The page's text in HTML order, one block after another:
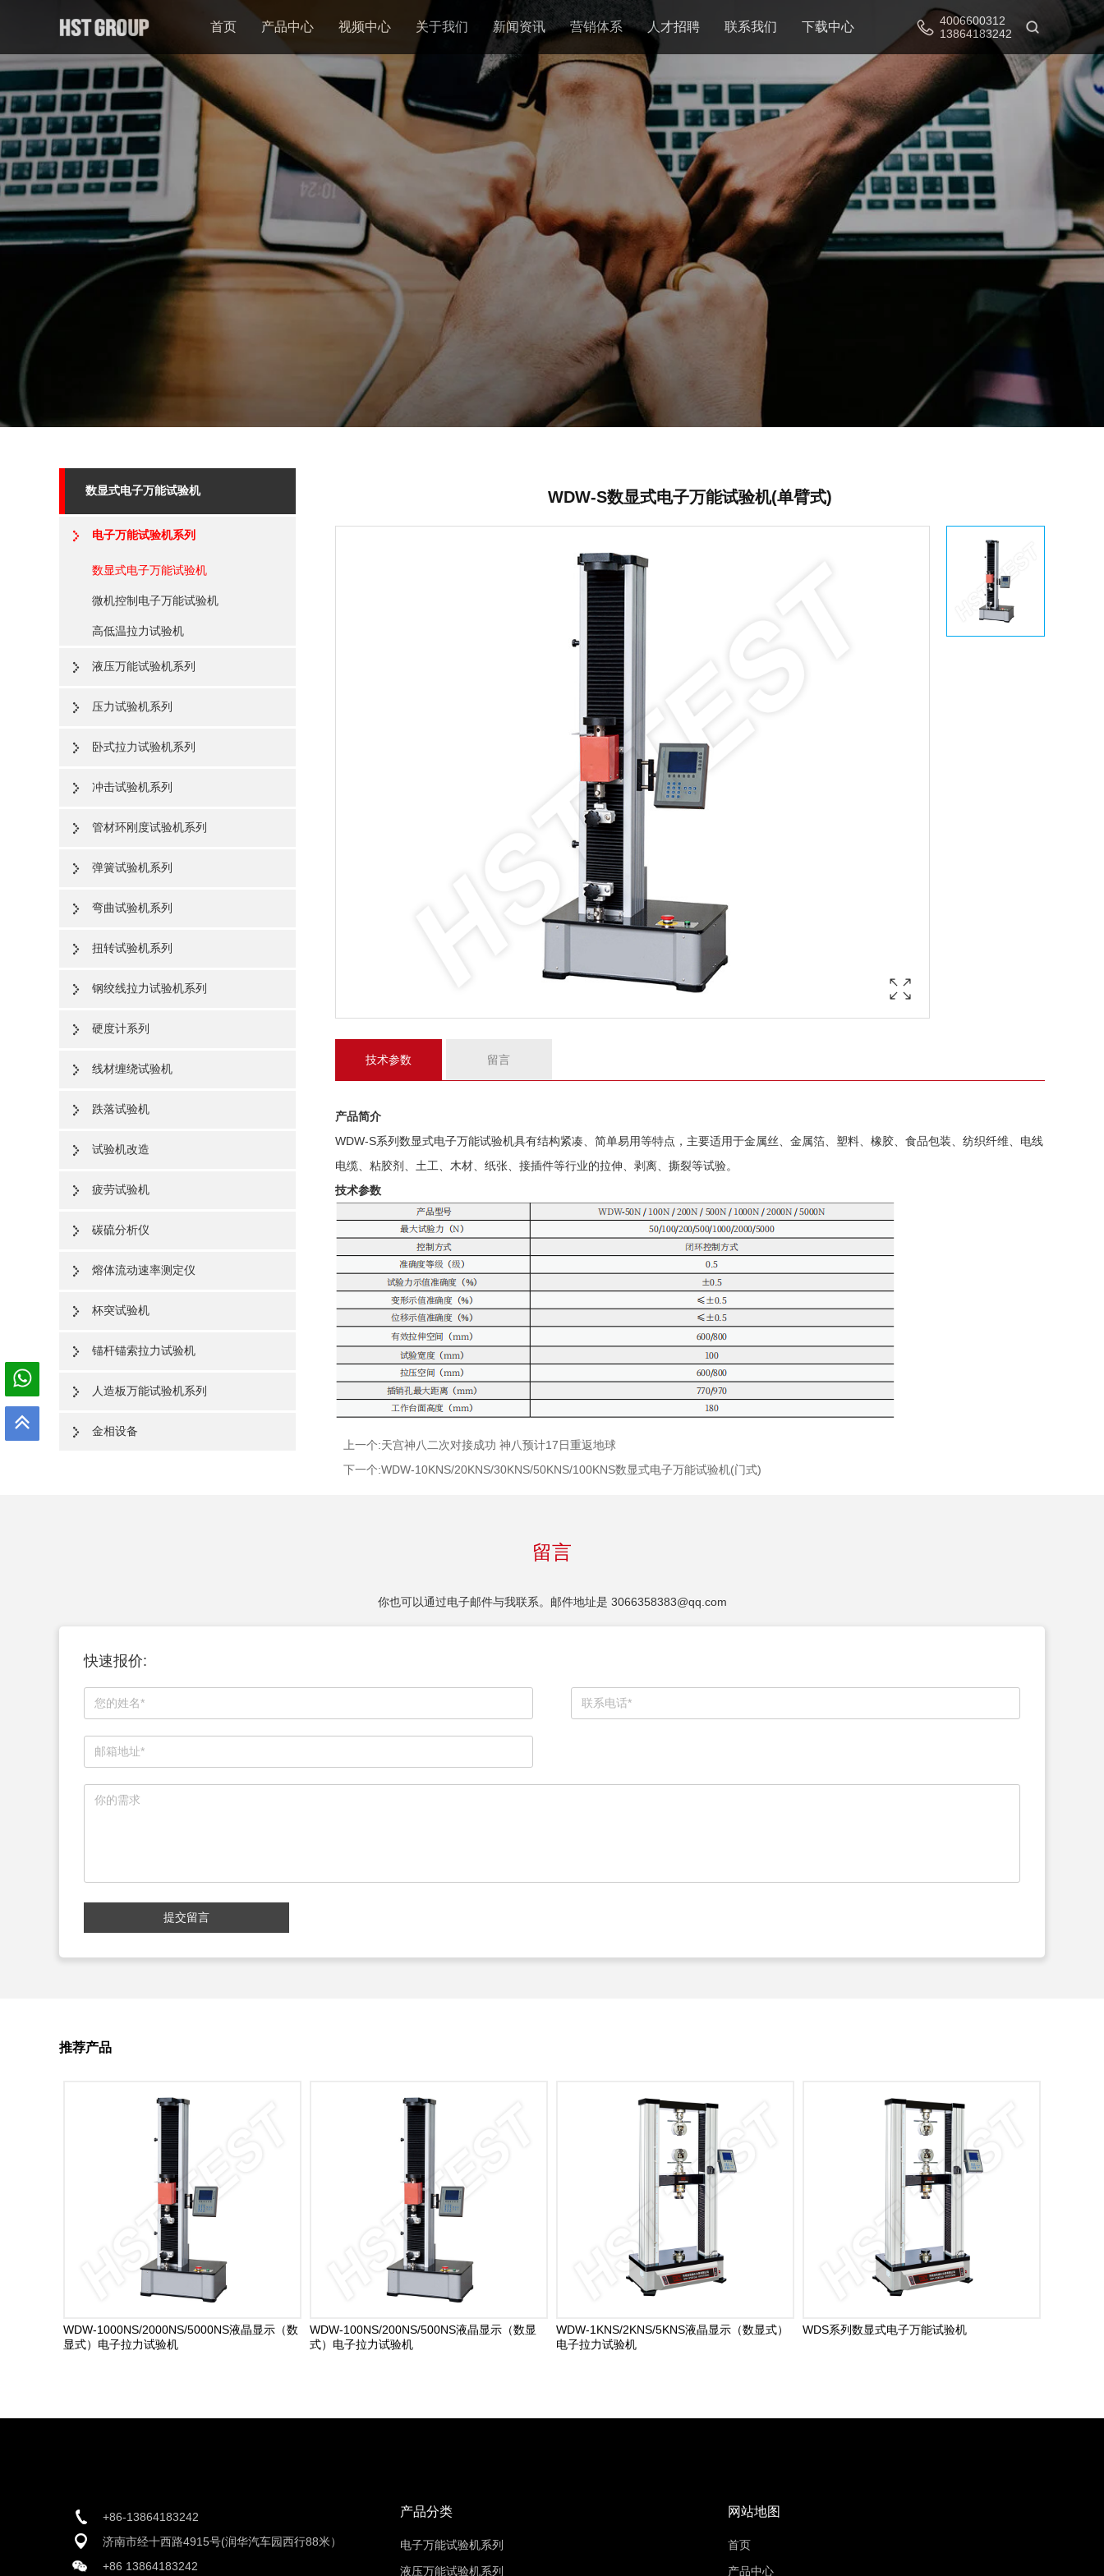
首页 产品中心 视频中心 关于我们 新闻资讯 营销体系 人才招聘 联系我们 下载中心
4006600312
13864183242
数显式电子万能试验机
电子万能试验机系列
数显式电子万能试验机
微机控制电子万能试验机
高低温拉力试验机
液压万能试验机系列
压力试验机系列
卧式拉力试验机系列
冲击试验机系列
管材环刚度试验机系列
弹簧试验机系列
弯曲试验机系列
扭转试验机系列
钢绞线拉力试验机系列
硬度计系列
线材缠绕试验机
跌落试验机
试验机改造
疲劳试验机
碳硫分析仪
熔体流动速率测定仪
杯突试验机
锚杆锚索拉力试验机
人造板万能试验机系列
金相设备
WDW-S数显式电子万能试验机(单臂式)
技术参数 留言
产品简介
WDW-S系列数显式电子万能试验机具有结构紧凑、简单易用等特点，主要适用于金属丝、金属箔、 塑料 橡胶 、食品包装、纺织纤维、电线
电缆、粘胶剂、土工、木材、 纸张 、接插件等行业的拉伸、剥离、撕裂等试验。
技术参数
上一个:天宫神八二次对接成功 神八预计17日重返地球
下一个:WDW-10KNS/20KNS/30KNS/50KNS/100KNS数显式电子万能试验机(门式)
留言
你也可以通过电子邮件与我联系。邮件地址是 3066358383@qq.com
快速报价:
提交留言
推荐产品
WDW-1000NS/2000NS/5000NS液晶显示（数
显式）电子拉力试验机
WDW-100NS/200NS/500NS液晶显示（数显
式）电子拉力试验机
WDW-1KNS/2KNS/5KNS液晶显示（数显式）
电子拉力试验机
WDS系列数显式电子万能试验机
+86-13864183242
济南市经十西路4915号(润华汽车园西行88米）
+86 13864183242
产品分类
电子万能试验机系列
液压万能试验机系列
网站地图
首页
产品中心